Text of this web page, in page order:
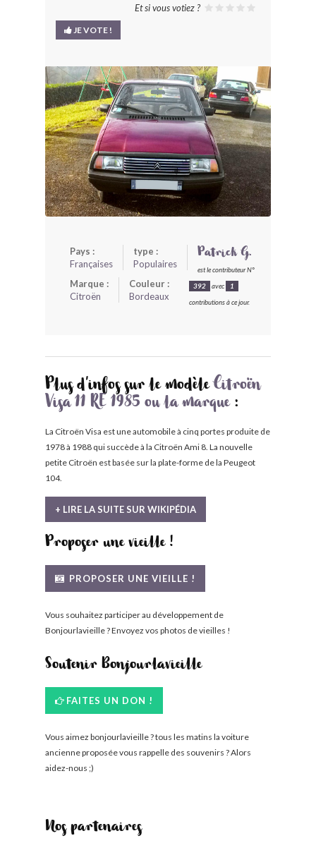
LE BLOG
BONJOURLAVIEILLE ?
MODÈLES ET MARQUES
COMMENT FONCTIONNE BLV ?
Et si vous votiez ?
JE VOTE !
Pays :
Françaises
type :
Populaires
Marque :
Citroën
Couleur :
Bordeaux
Patrick G.
est le contributeur N°
392 avec 1
contributions à ce jour.
Plus d'infos sur le modèleCitroën
Visa 11 RE 1985 ou la marque:
La Citroën Visa est une automobile à cinq portes produite de
1978 à 1988 qui succède à la Citroën Ami 8. La nouvelle
petite Citroën est basée sur la plate-forme de la Peugeot
104.
+ LIRE LA SUITE SUR WIKIPÉDIA
Proposer une vieille !
PROPOSER UNE VIEILLE !
Vous souhaitez participer au développement de
Bonjourlavieille ? Envoyez vos photos de vieilles !
Soutenir Bonjourlavieille
FAITES UN DON !
Vous aimez bonjourlavieille ? tous les matins la voiture
ancienne proposée vous rappelle des souvenirs ? Alors
aidez-nous ;)
Nos partenaires